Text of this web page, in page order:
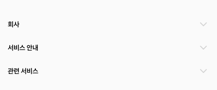
회사
서비스 안내
관련 서비스